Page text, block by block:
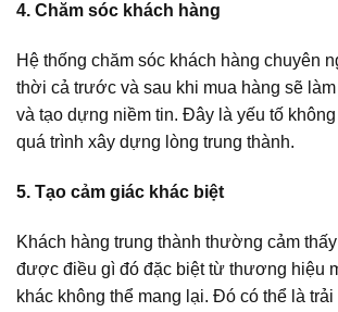
4. Chăm sóc khách hàng
Hệ thống chăm sóc khách hàng chuyên
thời cả trước và sau khi mua hàng sẽ
và tạo dựng niềm tin. Đây là yếu tố
quá trình xây dựng lòng trung thành.
5. Tạo cảm giác khác biệt
Khách hàng trung thành thường cảm
được điều gì đó đặc biệt từ thương hiệu
khác không thể mang lại. Đó có thể là